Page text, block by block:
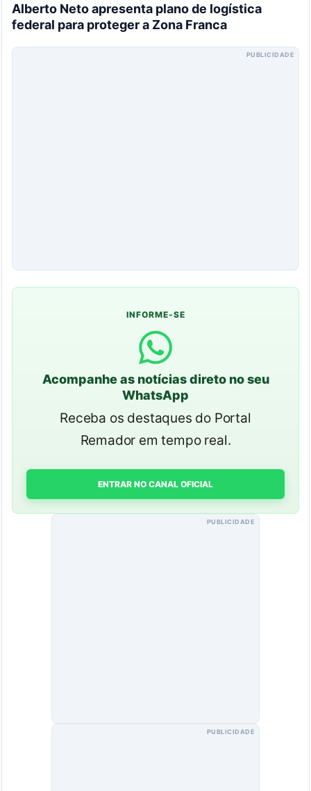
Alberto Neto apresenta plano de logística
federal para proteger a Zona Franca
PUBLICIDADE
INFORME-SE
Acompanhe as notícias direto no seu
WhatsApp
Receba os destaques do Portal
Remador em tempo real.
ENTRAR NO CANAL OFICIAL
PUBLICIDADE
PUBLICIDADE